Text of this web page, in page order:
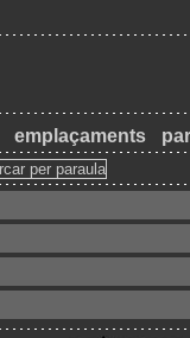
emplaçaments